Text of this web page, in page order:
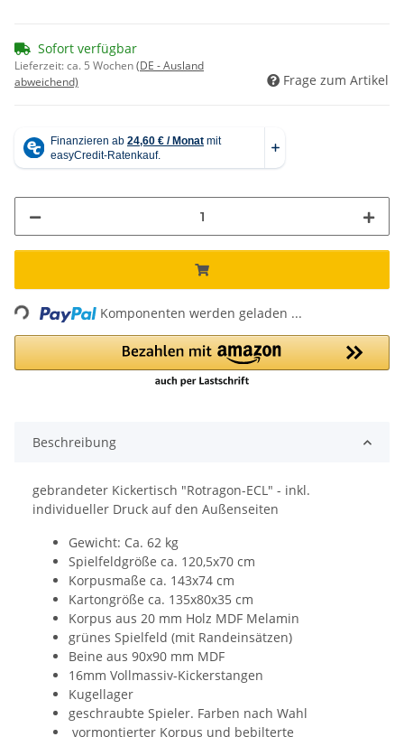
Sofort verfügbar
Lieferzeit:ca. 5 Wochen(DE - Ausland
abweichend)
Frage zum Artikel
Loading... Komponenten werden geladen ...
Beschreibung
gebrandeter Kickertisch "Rotragon-ECL" - inkl.
individueller Druck auf den Außenseiten
Gewicht: Ca. 62 kg
Spielfeldgröße ca. 120,5x70 cm
Korpusmaße ca. 143x74 cm
Kartongröße ca. 135x80x35 cm
Korpus aus 20 mm Holz MDF Melamin
grünes Spielfeld (mit Randeinsätzen)
Beine aus 90x90 mm MDF
16mm Vollmassiv-Kickerstangen
Kugellager
geschraubte Spieler. Farben nach Wahl
vormontierter Korpus und bebilterte